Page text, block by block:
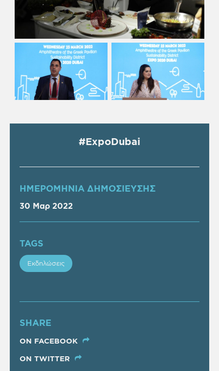
#ExpoDubai
ΗΜΕΡΟΜΗΝΙΑ ΔΗΜΟΣΙΕΥΣΗΣ
30 Μαρ 2022
TAGS
Εκδηλώσεις
SHARE
ON FACEBOOK
ON TWITTER